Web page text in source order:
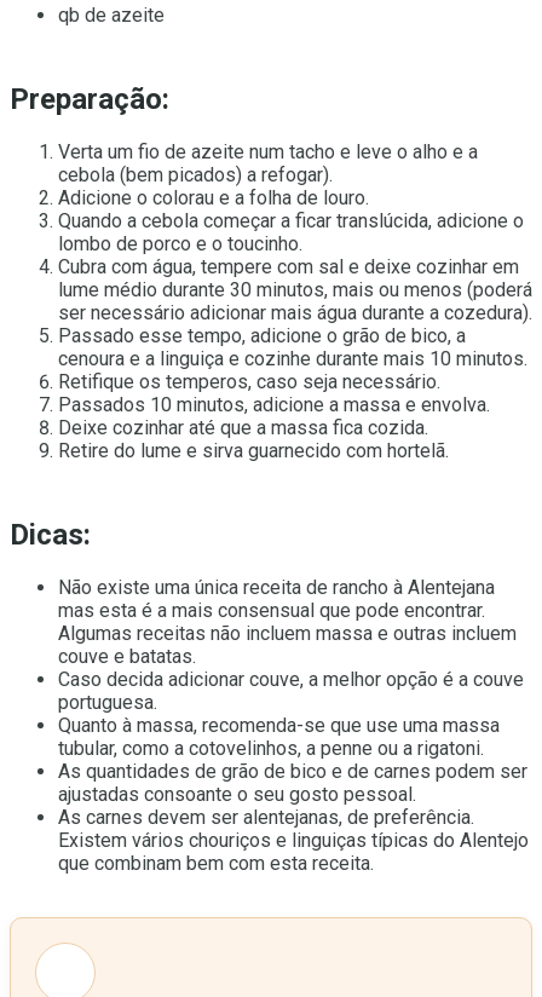
qb de azeite
Preparação:
Verta um fio de azeite num tacho e leve o alho e a
cebola (bem picados) a refogar).
Adicione o colorau e a folha de louro.
Quando a cebola começar a ficar translúcida, adicione o
lombo de porco e o toucinho.
Cubra com água, tempere com sal e deixe cozinhar em
lume médio durante 30 minutos, mais ou menos (poderá
ser necessário adicionar mais água durante a cozedura).
Passado esse tempo, adicione o grão de bico, a
cenoura e a linguiça e cozinhe durante mais 10 minutos.
Retifique os temperos, caso seja necessário.
Passados 10 minutos, adicione a massa e envolva.
Deixe cozinhar até que a massa fica cozida.
Retire do lume e sirva guarnecido com hortelã.
Dicas:
Não existe uma única receita de rancho à Alentejana
mas esta é a mais consensual que pode encontrar.
Algumas receitas não incluem massa e outras incluem
couve e batatas.
Caso decida adicionar couve, a melhor opção é a couve
portuguesa.
Quanto à massa, recomenda-se que use uma massa
tubular, como a cotovelinhos, a penne ou a rigatoni.
As quantidades de grão de bico e de carnes podem ser
ajustadas consoante o seu gosto pessoal.
As carnes devem ser alentejanas, de preferência.
Existem vários chouriços e linguiças típicas do Alentejo
que combinam bem com esta receita.